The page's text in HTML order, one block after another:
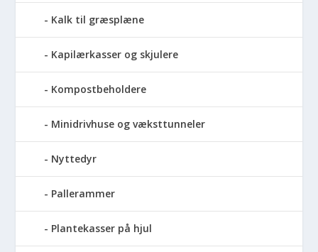
Kalk til græsplæne
Kapilærkasser og skjulere
Kompostbeholdere
Minidrivhuse og væksttunneler
Nyttedyr
Pallerammer
Plantekasser på hjul